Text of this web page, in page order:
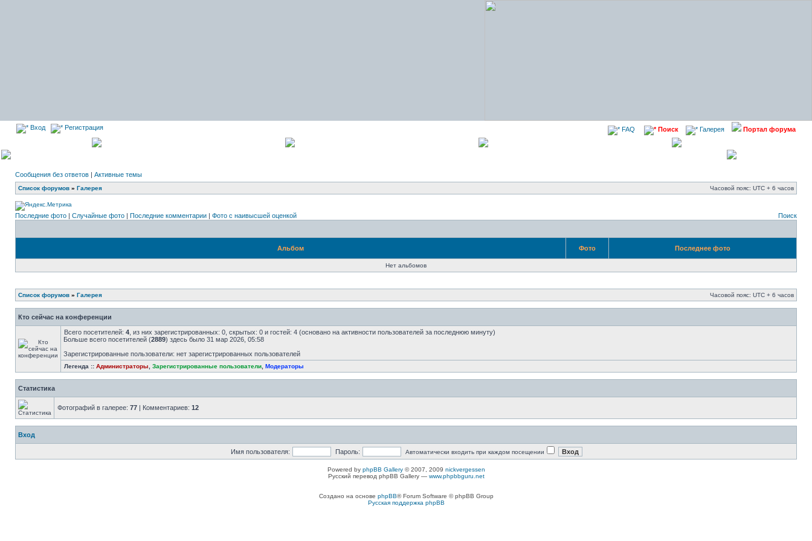
Вход Регистрация FAQ Поиск Галерея Портал форума
Сообщения без ответов | Активные темы
Список форумов » Галерея Часовой пояс: UTC + 6 часов
Последние фото | Случайные фото | Последние комментарии | Фото с наивысшей оценкой Поиск
Альбом Фото Последнее фото
Нет альбомов
Список форумов » Галерея Часовой пояс: UTC + 6 часов
Кто сейчас на конференции
Всего посетителей: 4 , из них зарегистрированных: 0, скрытых: 0 и гостей: 4 (основано на активности пользователей за последнюю минуту)
Больше всего посетителей (2889) здесь было 31 мар 2026, 05:58
Зарегистрированные пользователи: нет зарегистрированных пользователей
Легенда :: Администраторы Зарегистрированные пользователи Модераторы
Статистика
Фотографий в галерее: 77 | Комментариев: 12
Вход
Имя пользователя: Пароль: Автоматически входить при каждом посещении
Powered by phpBB Gallery© 2007, 2009 nickvergessen
Русский перевод phpBB Gallery — www.phpbbguru.net
Создано на основе phpBB® Forum Software © phpBB Group
Русская поддержка phpBB